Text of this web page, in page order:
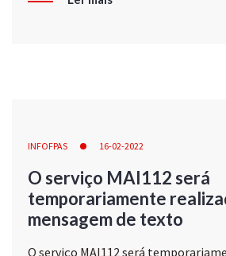
INFOFPAS 16-02-2022
O serviço MAI112 será
temporariamente
mensagem de texto
O serviço MAI112 será